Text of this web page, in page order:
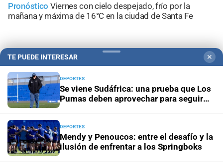
Pronóstico Viernes con cielo despejado, frío por la
mañana y máxima de 16°C en la ciudad de Santa Fe
+Sucesos
TE PUEDE INTERESAR ✕
DEPORTES
Se viene Sudáfrica: una prueba que Los
Pumas deben aprovechar para seguir
DEPORTES
Mendy y Penoucos: entre el desafío y la
ilusión de enfrentar a los Springboks